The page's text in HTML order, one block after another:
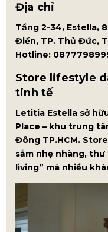
Địa chỉ
Tầng 2-34, Estella,
Điền, TP. Thủ Đức,
Hotline:
Store lifestyle
tinh tế
Letitia Estella sở
Place – khu trung
Đông TP.HCM.
sắm nhẹ nhàng,
living” mà nhiều